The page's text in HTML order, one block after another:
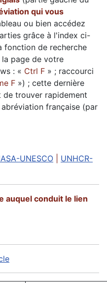
qui vous
ou bien accédez
grâce à l'index ci-
fonction de recherche
la page de votre
: « Ctrl F » ; raccourci
F ») ; cette dernière
de trouver rapidement
française (par
UNESCO
UNHCR-
auquel conduit le lien